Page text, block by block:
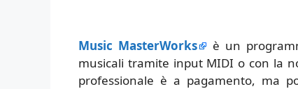
Music MasterWorks
è un
musicali tramite input MIDI o con la
professionale è a pagamento, ma